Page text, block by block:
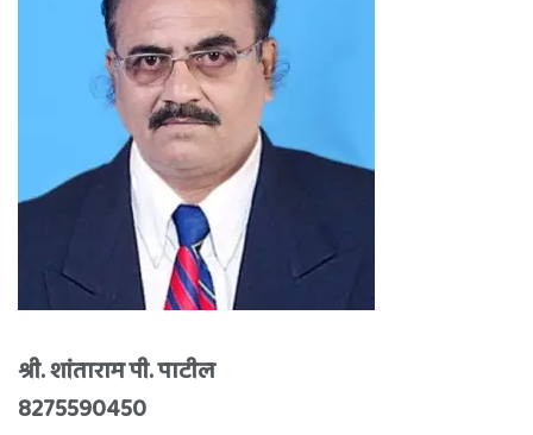
श्री. शांताराम पी. पाटील
8275590450